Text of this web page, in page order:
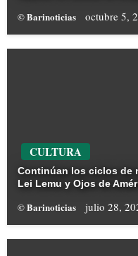
© Barinoticias octubre 5,
CULTURA
Continúan los ciclos de
Lei Lemu y Ojos de
© Barinoticias julio 28,